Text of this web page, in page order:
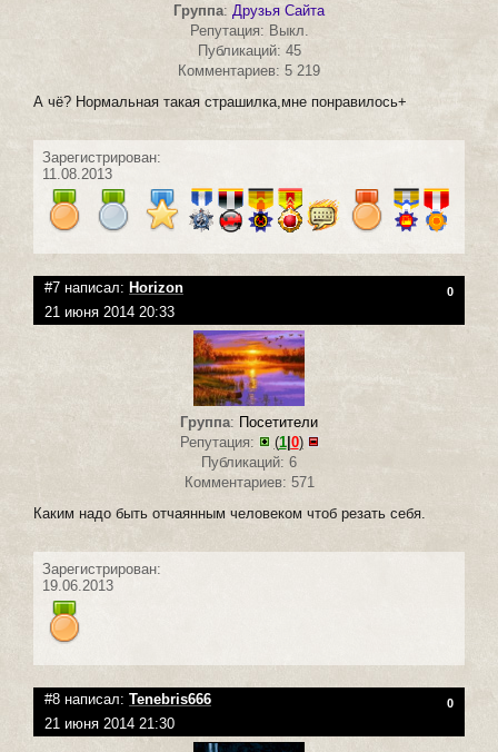
Группа: Друзья Сайта
Репутация: Выкл.
Публикаций: 45
Комментариев: 5 219
А чё? Нормальная такая страшилка,мне понравилось+
Зарегистрирован:
11.08.2013
#7 написал: Horizon 0
21 июня 2014 20:33
Группа: Посетители
Репутация:
(1| 0)
Публикаций: 6
Комментариев: 571
Каким надо быть отчаянным человеком чтоб резать себя.
Зарегистрирован:
19.06.2013
#8 написал: Tenebris666 0
21 июня 2014 21:30